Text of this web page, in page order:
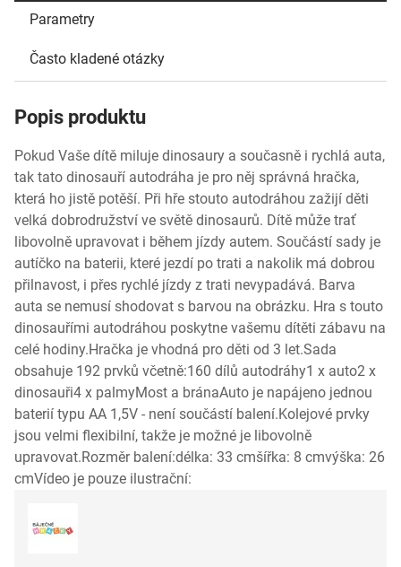
Parametry
Často kladené otázky
Popis produktu
Pokud Vaše dítě miluje dinosaury a současně i rychlá auta,
tak tato dinosauří autodráha je pro něj správná hračka,
která ho jistě potěší. Při hře stouto autodráhou zažijí děti
velká dobrodružství ve světě dinosaurů. Dítě může trať
libovolně upravovat i během jízdy autem. Součástí sady je
autíčko na baterii, které jezdí po trati a nakolik má dobrou
přilnavost, i přes rychlé jízdy z trati nevypadává. Barva
auta se nemusí shodovat s barvou na obrázku. Hra s touto
dinosauřími autodráhou poskytne vašemu dítěti zábavu na
celé hodiny.Hračka je vhodná pro děti od 3 let.Sada
obsahuje 192 prvků včetně:160 dílů autodráhy1 x auto2 x
dinosauři4 x palmyMost a bránaAuto je napájeno jednou
baterií typu AA 1,5V - není součástí balení.Kolejové prvky
jsou velmi flexibilní, takže je možné je libovolně
upravovat.Rozměr balení:délka: 33 cmšířka: 8 cmvýška: 26
cmVídeo je pouze ilustrační: